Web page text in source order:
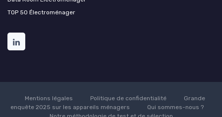
TOP 50 Électroménager
Mentions légales Politique de confidentialité
Grande
enquête 2025 sur les appareils ménagers
Qui sommes-nous ?